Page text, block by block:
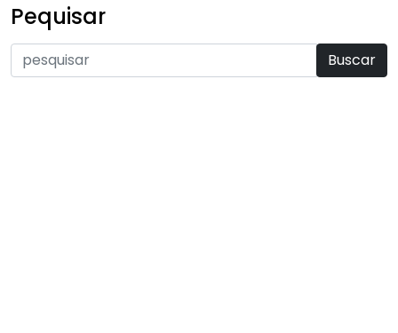
Pequisar